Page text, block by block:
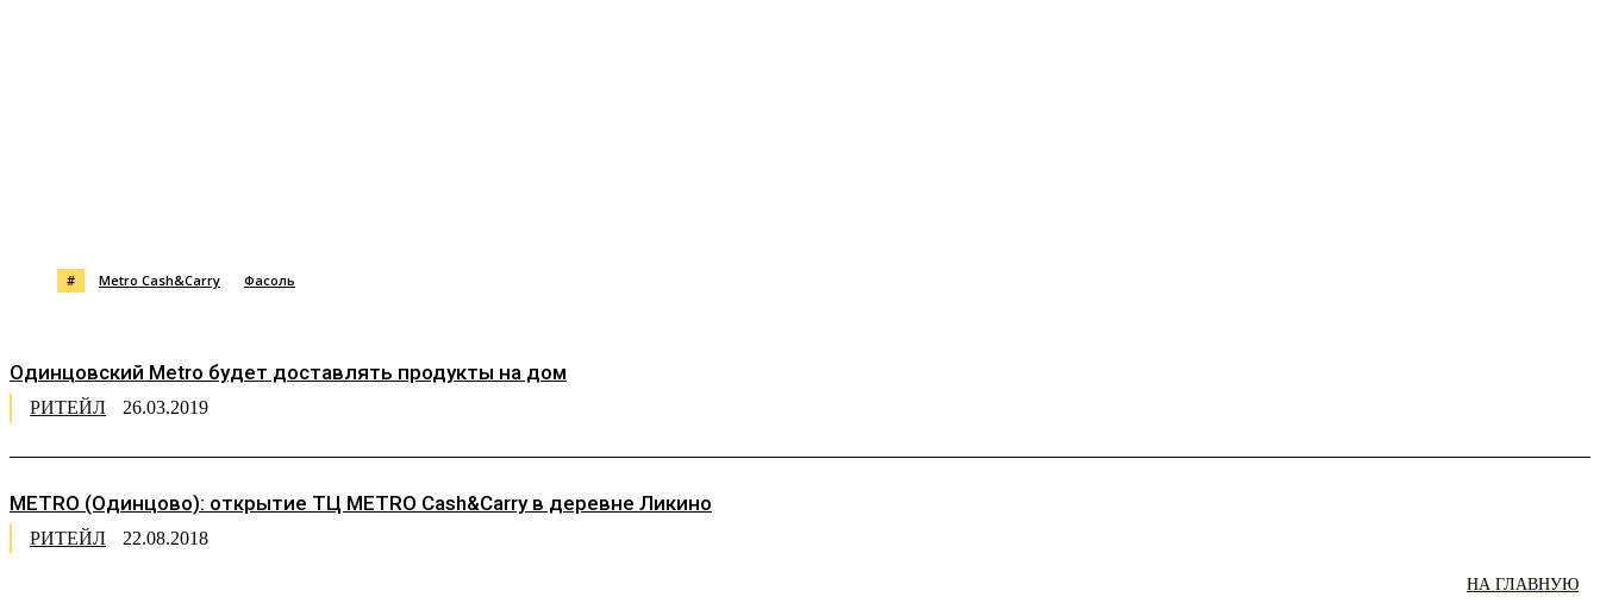
# Metro Cash&Carry Фасоль
Одинцовский Мetro будет доставлять продукты на дом
РИТЕЙЛ 26.03.2019
METRO (Одинцово): открытие ТЦ METRO Cash&Carry в деревне Ликино
РИТЕЙЛ 22.08.2018
НА ГЛАВНУЮ